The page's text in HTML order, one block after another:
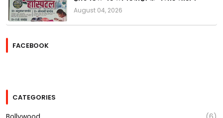
August 04, 2026
FACEBOOK
CATEGORIES